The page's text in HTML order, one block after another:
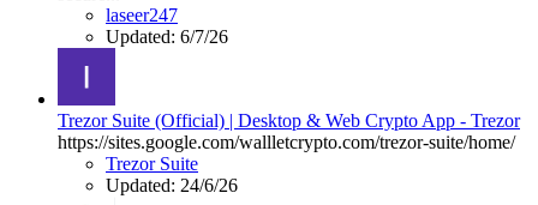
laseer247
Updated: 6/7/26
Trezor Suite (Official) | Desktop & Web Crypto App - Trezor
https://sites.google.com/wallletcrypto.com/trezor-suite/home/
Trezor Suite
Updated: 24/6/26